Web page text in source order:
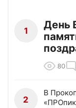
1
День
80
2
В